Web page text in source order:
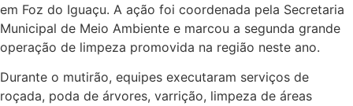
em Foz do Iguaçu. A ação foi coordenada pela Secretaria
Municipal de Meio Ambiente e marcou a segunda grande
operação de limpeza promovida na região neste ano.
Durante o mutirão, equipes executaram serviços de
roçada, poda de árvores, varrição, limpeza de áreas